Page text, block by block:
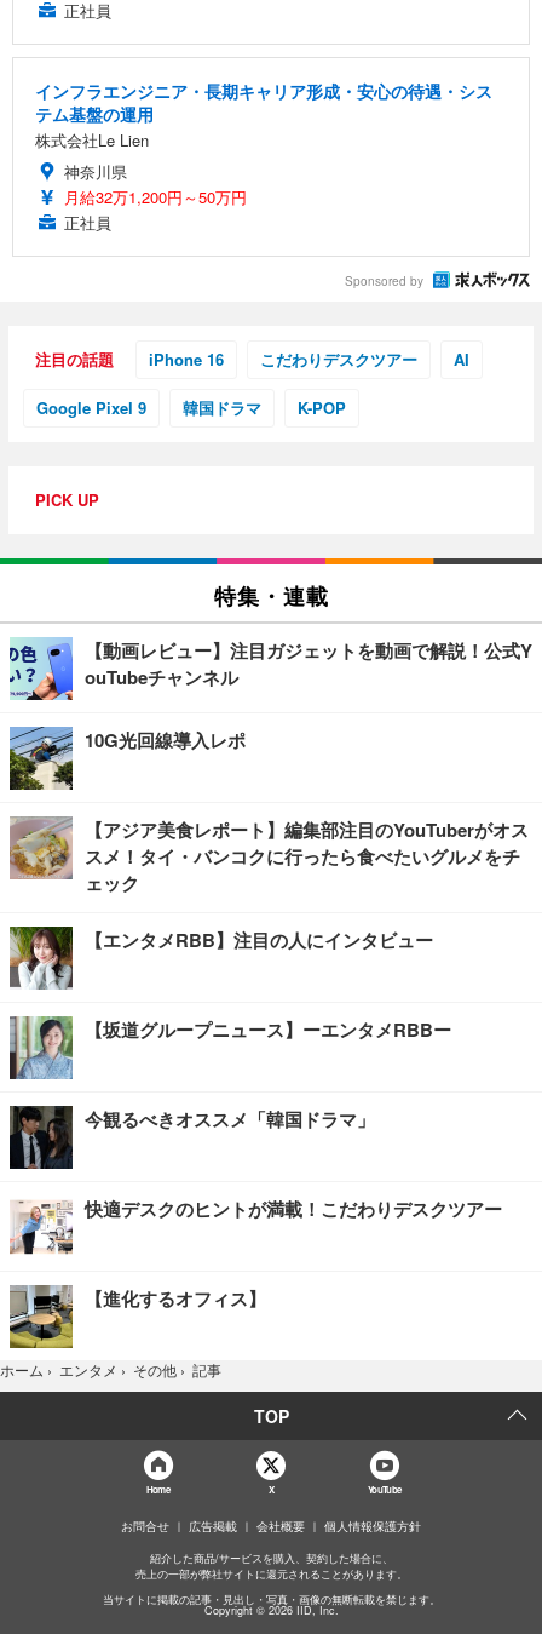
正社員
インフラエンジニア・長期キャリア形成・安心の待遇・シス
テム基盤の運用
株式会社Le Lien
神奈川県
月給32万1,200円～50万円
正社員
Sponsored by
注目の話題 iPhone 16 こだわりデスクツアー AI
Google Pixel 9 韓国ドラマ K-POP
PICK UP
特集・連載
【動画レビュー】注目ガジェットを動画で解説！公式Y
ouTubeチャンネル
10G光回線導入レポ
【アジア美食レポート】編集部注目のYouTuberがオス
スメ！タイ・バンコクに行ったら食べたいグルメをチ
ェック
【エンタメRBB】注目の人にインタビュー
【坂道グループニュース】ーエンタメRBBー
今観るべきオススメ「韓国ドラマ」
快適デスクのヒントが満載！こだわりデスクツアー
【進化するオフィス】
ホーム › エンタメ › その他 › 記事
TOP
Home X YouTube
お問合せ 広告掲載 会社概要 個人情報保護方針
紹介した商品/サービスを購入、契約した場合に、
売上の一部が弊社サイトに還元されることがあります。
当サイトに掲載の記事・見出し・写真・画像の無断転載を禁じます。
Copyright © 2026 IID, Inc.